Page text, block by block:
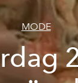
MODE